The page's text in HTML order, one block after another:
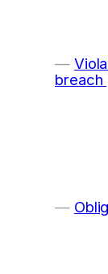
breach